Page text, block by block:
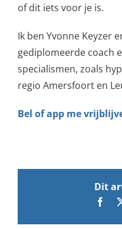
of dit iets voor je is.
Ik ben Yvonne Keyzer
gediplomeerde coach
specialismen, zoals
regio Amersfoort en
Bel of app me
Dit